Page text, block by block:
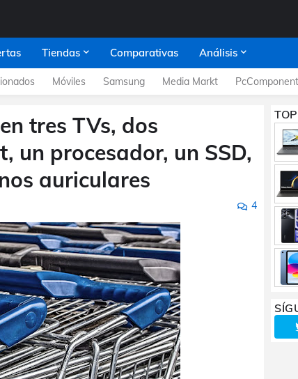
Tiendas Comparativas Análisis
Móviles Samsung Media Markt
tres TVs, dos
un procesador, un SSD,
auriculares
4